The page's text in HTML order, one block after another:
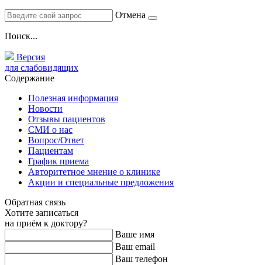
Отмена
Поиск...
Версия
для слабовидящих
Содержание
Полезная информация
Новости
Отзывы пациентов
СМИ о нас
Вопрос/Ответ
Пациентам
График приема
Авторитетное мнение о клинике
Акции и специальные предложения
Обратная связь
Хотите записаться
на приём к доктору?
Ваше имя
Ваш email
Ваш телефон